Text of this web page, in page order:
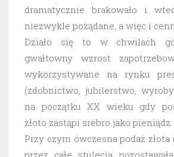
dramatycznie brakowało i
niezwykle pożądane, a więc i
Działo się to w chwilach
gwałtowny wzrost
wykorzystywane na rynku
(zdobnictwo, jubilerstwo,
na początku XX wieku gdy
złoto zastąpi srebro jako pieniądz.
Przy czym ówczesna podaż złota
przez całe stulecia